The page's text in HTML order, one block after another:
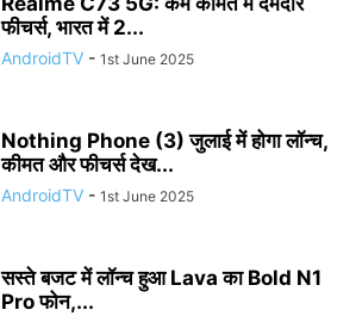
फीचर्स, भारत में 2...
AndroidTV - 1st June 2025
Nothing Phone (3) जुलाई में होगा लॉन्च,
कीमत और फीचर्स देख...
AndroidTV - 1st June 2025
सस्ते बजट में लॉन्च हुआ Lava का Bold N1
Pro फोन,...